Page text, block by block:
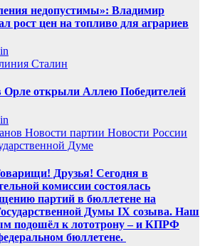
недопустимы»: Владимир
рост цен на топливо для аграриев
Сталин
Орле открыли Аллею Победителей
Новости партии Новости России
Думе
Друзья! Сегодня в
комиссии состоялась
партий в бюллетене на
Думы IX созыва. Наш
подошёл к лототрону – и КПРФ
бюллетене.